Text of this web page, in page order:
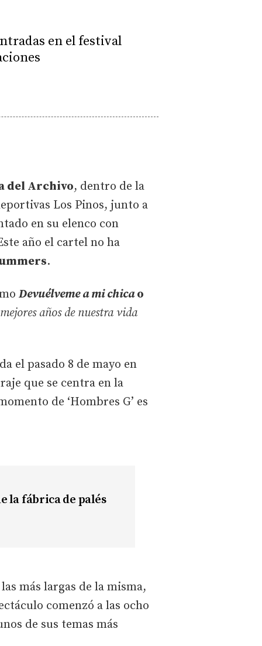
en el festival
del Archivo, dentro de la
Los Pinos, junto a
en su elenco con
año el cartel no ha
.
Devuélveme a mi chicao
años de nuestra vida
el pasado 8 de mayo en
que se centra en la
de ‘Hombres G’ es
la fábrica de palés
más largas de la misma,
comenzó a las ocho
de sus temas más